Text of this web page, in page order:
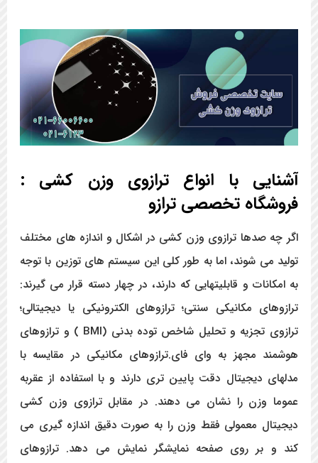
آشنایی با انواع ترازوی وزن کشی :
فروشگاه تخصصی ترازو
اگر چه صدها ترازوی وزن کشی در اشکال و اندازه های مختلف
تولید می شوند، اما به طور کلی این سیستم های توزین با توجه
به امکانات و قابلیتهایی که دارند، در چهار دسته قرار می گیرند:
ترازوهای مکانیکی سنتی؛ ترازوهای الکترونیکی یا دیجیتالی؛
ترازوی تجزیه و تحلیل شاخص توده بدنی (BMI ) و ترازوهای
هوشمند مجهز به وای فای.ترازوهای مکانیکی در مقایسه با
مدلهای دیجیتال دقت پایین تری دارند و با استفاده از عقربه
عموما وزن را نشان می دهند. در مقابل ترازوی وزن کشی
دیجیتال معمولی فقط وزن را به صورت دقیق اندازه گیری می
کند و بر روی صفحه نمایشگر نمایش می دهد. ترازوهای